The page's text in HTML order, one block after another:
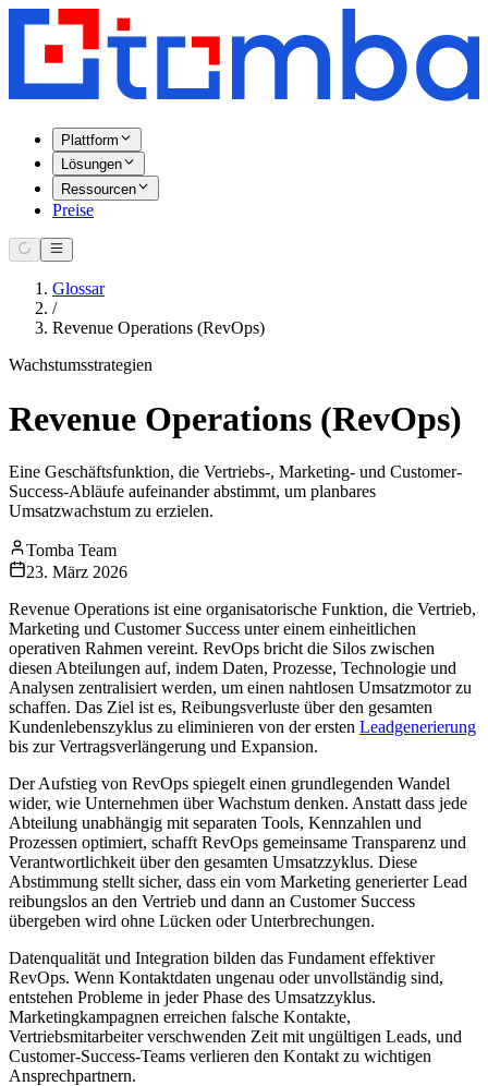
Plattform
Lösungen
Ressourcen
Preise
Glossar
/
Revenue Operations (RevOps)
Wachstumsstrategien
Revenue Operations (RevOps)
Eine Geschäftsfunktion, die Vertriebs-, Marketing- und Customer-
Success-Abläufe aufeinander abstimmt, um planbares
Umsatzwachstum zu erzielen.
Tomba Team
23. März 2026
Revenue Operations ist eine organisatorische Funktion, die Vertrieb,
Marketing und Customer Success unter einem einheitlichen
operativen Rahmen vereint. RevOps bricht die Silos zwischen
diesen Abteilungen auf, indem Daten, Prozesse, Technologie und
Analysen zentralisiert werden, um einen nahtlosen Umsatzmotor zu
schaffen. Das Ziel ist es, Reibungsverluste über den gesamten
Kundenlebenszyklus zu eliminieren von der ersten Leadgenerierung
bis zur Vertragsverlängerung und Expansion.
Der Aufstieg von RevOps spiegelt einen grundlegenden Wandel
wider, wie Unternehmen über Wachstum denken. Anstatt dass jede
Abteilung unabhängig mit separaten Tools, Kennzahlen und
Prozessen optimiert, schafft RevOps gemeinsame Transparenz und
Verantwortlichkeit über den gesamten Umsatzzyklus. Diese
Abstimmung stellt sicher, dass ein vom Marketing generierter Lead
reibungslos an den Vertrieb und dann an Customer Success
übergeben wird ohne Lücken oder Unterbrechungen.
Datenqualität und Integration bilden das Fundament effektiver
RevOps. Wenn Kontaktdaten ungenau oder unvollständig sind,
entstehen Probleme in jeder Phase des Umsatzzyklus.
Marketingkampagnen erreichen falsche Kontakte,
Vertriebsmitarbeiter verschwenden Zeit mit ungültigen Leads, und
Customer-Success-Teams verlieren den Kontakt zu wichtigen
Ansprechpartnern.